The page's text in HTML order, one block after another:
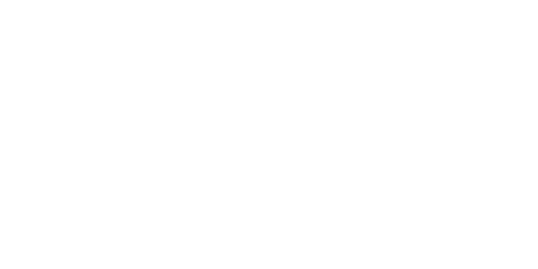
hotelu. Taxa není zahrnuta v ceně zájezdu a musí být uhrazena klientem přímo na recepci hotelu. Rozsah a kvalita uvedených služeb a
opatření v dané destinaci.